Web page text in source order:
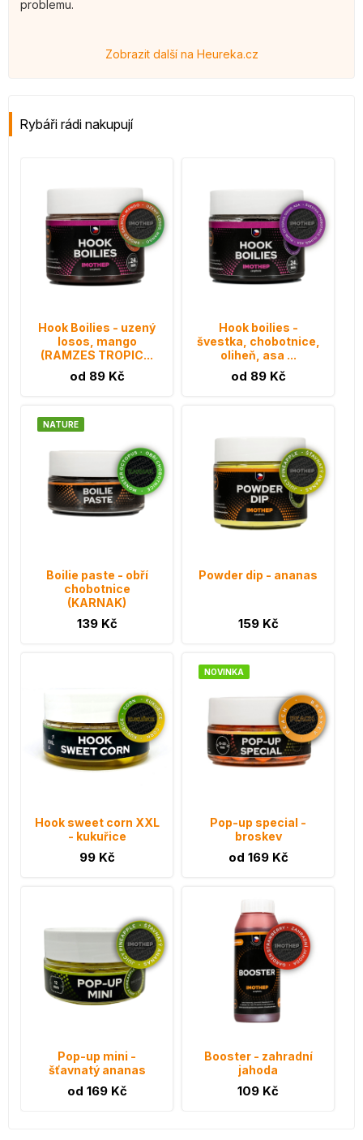
problemu.
Zobrazit další na Heureka.cz
Rybáři rádi nakupují
Hook Boilies - uzený
losos, mango
(RAMZES TROPIC...
od 89 Kč
Hook boilies -
švestka, chobotnice,
oliheň, asa ...
od 89 Kč
NATURE
Boilie paste - obří
chobotnice
(KARNAK)
139 Kč
Powder dip - ananas
159 Kč
Hook sweet corn XXL
- kukuřice
99 Kč
NOVINKA
Pop-up special -
broskev
od 169 Kč
Pop-up mini -
šťavnatý ananas
od 169 Kč
Booster - zahradní
jahoda
109 Kč